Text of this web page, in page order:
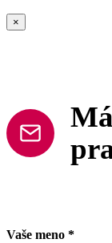
×
Vaše meno *